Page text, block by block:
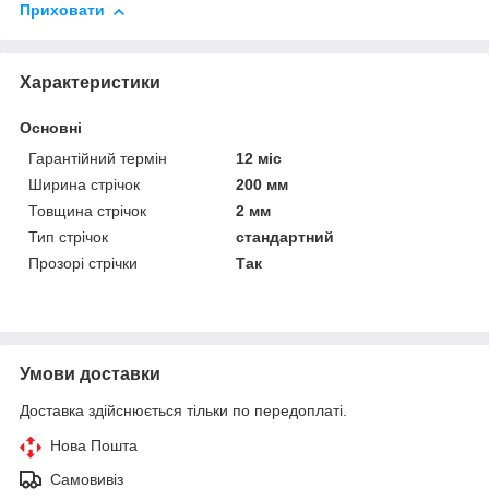
Приховати
Характеристики
Основні
Гарантійний термін
12 міс
Ширина стрічок
200 мм
Товщина стрічок
2 мм
Тип стрічок
стандартний
Прозорі стрічки
Так
Умови доставки
Доставка здійснюється тільки по передоплаті.
Нова Пошта
Самовивіз